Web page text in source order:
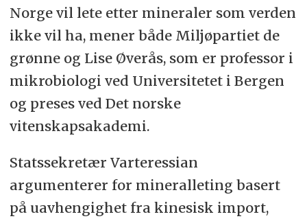
Norge vil lete etter mineraler som verden
ikke vil ha, mener både Miljøpartiet de
grønne og Lise Øverås, som er professor i
mikrobiologi ved Universitetet i Bergen
og preses ved Det norske
vitenskapsakademi.
Statssekretær Varteressian
argumenterer for mineralleting basert
på uavhengighet fra kinesisk import,